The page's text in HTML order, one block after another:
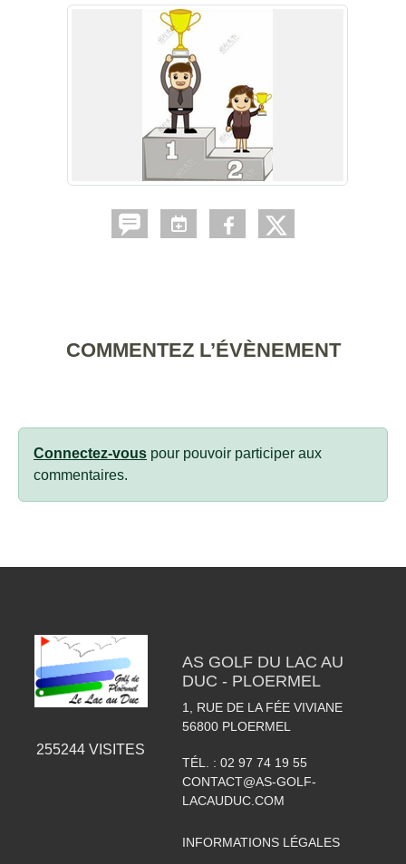
COMMENTEZ L’ÉVÈNEMENT
Connectez-vous pour pouvoir participer aux
commentaires.
255244 VISITES
AS GOLF DU LAC AU
DUC - PLOERMEL
1, RUE DE LA FÉE VIVIANE
56800 PLOERMEL
TÉL. : 02 97 74 19 55
CONTACT@AS-GOLF-
LACAUDUC.COM
INFORMATIONS LÉGALES